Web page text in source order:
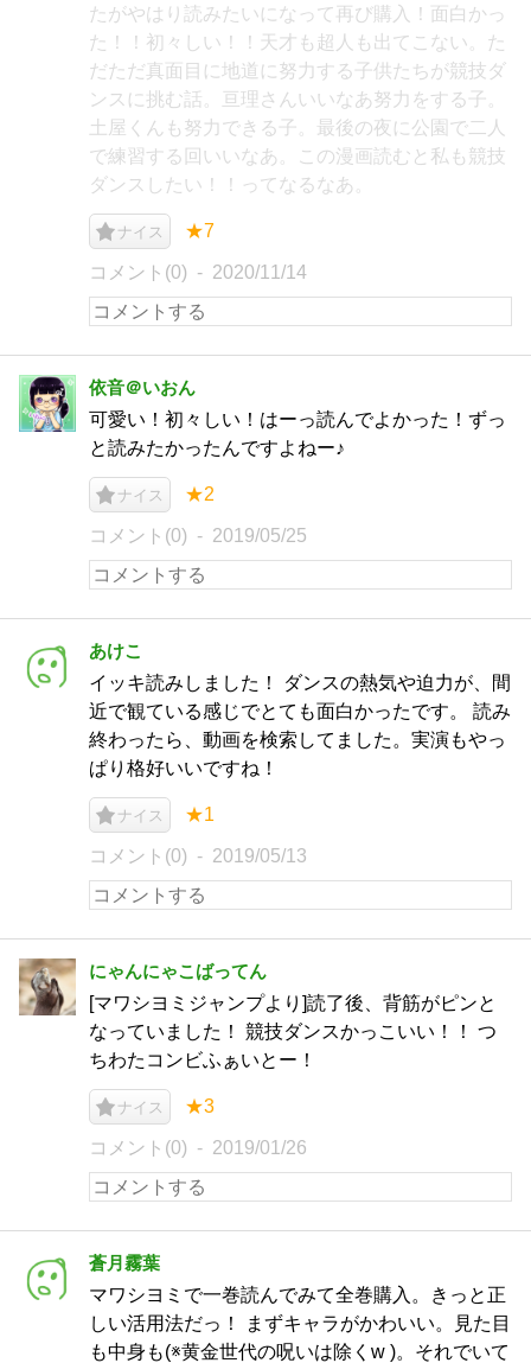
たがやはり読みたいになって再び購入！面白かっ
た！！初々しい！！天才も超人も出てこない。た
だただ真面目に地道に努力する子供たちが競技ダ
ンスに挑む話。亘理さんいいなあ努力をする子。
土屋くんも努力できる子。最後の夜に公園で二人
で練習する回いいなあ。この漫画読むと私も競技
ダンスしたい！！ってなるなあ。
ナイス ★7
コメント(0) 2020/11/14
依音＠いおん
可愛い！初々しい！はーっ読んでよかった！ずっ
と読みたかったんですよねー♪
ナイス ★2
コメント(0) 2019/05/25
あけこ
イッキ読みしました！ ダンスの熱気や迫力が、間
近で観ている感じでとても面白かったです。 読み
終わったら、動画を検索してました。実演もやっ
ぱり格好いいですね！
ナイス ★1
コメント(0) 2019/05/13
にゃんにゃこばってん
[マワシヨミジャンプより]読了後、背筋がピンと
なっていました！ 競技ダンスかっこいい！！ つ
ちわたコンビふぁいとー！
ナイス ★3
コメント(0) 2019/01/26
蒼月霧葉
マワシヨミで一巻読んでみて全巻購入。きっと正
しい活用法だっ！ まずキャラがかわいい。見た目
も中身も(※黄金世代の呪いは除くw )。それでいて